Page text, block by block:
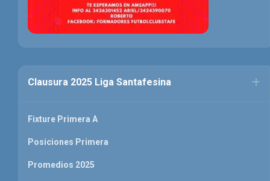
Clausura 2025 Liga Santafesina
Fixture Primera A
Posiciones Primera
Promedios 2025